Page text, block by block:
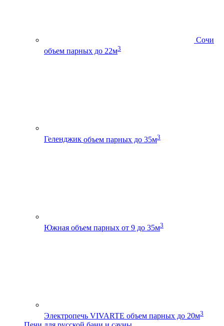
Сочи
объем парных до 22м3
Геленджик объем парных до 35м3
Южная объем парных от 9 до 35м3
Электропечь VIVARTE объем парных до 20м3